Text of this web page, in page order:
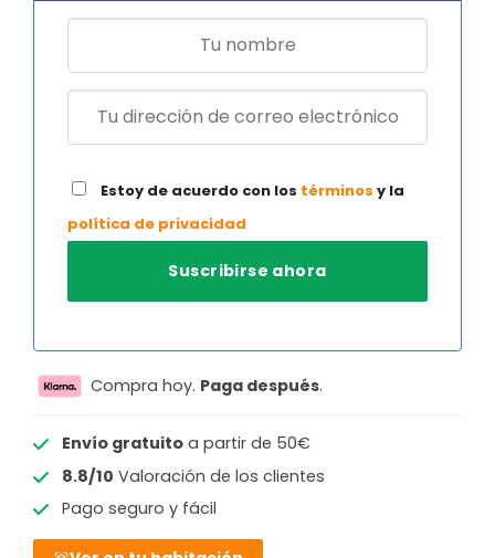
Estoy de acuerdo con los términos y la
política de privacidad
Compra hoy. Paga después.
Envío gratuitoa partir de 50€
8.8/10 Valoración de los clientes
Pago seguro y fácil